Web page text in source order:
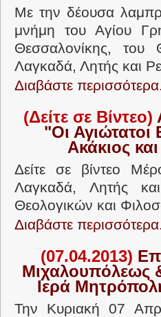
Με την δέουσα
μνήμη του Αγίου
Θεσσαλονίκης, του
Λαγκαδά, Λητής και
Διαβάστε
(Δείτε σε Βίντεο)
"Οι Αγιώτατοι
Ακάκιος
Δείτε σε βίντεο
Λαγκαδά, Λητής
Θεολογικών και
Διαβάστε
(07.04.2013)
Μιχαλουπόλεως
Ιερά
Την Κυριακή 07